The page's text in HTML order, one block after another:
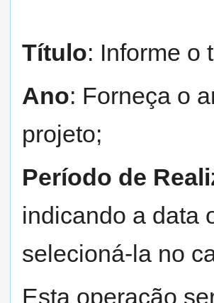
Título: Informe o
Ano: Forneça o
projeto;
Período de
indicando a data
selecioná-la no
Esta operação